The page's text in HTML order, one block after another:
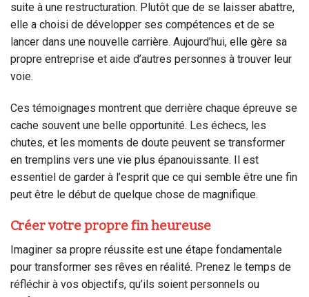
suite à une restructuration. Plutôt que de se laisser abattre,
elle a choisi de développer ses compétences et de se
lancer dans une nouvelle carrière. Aujourd’hui, elle gère sa
propre entreprise et aide d’autres personnes à trouver leur
voie.
Ces témoignages montrent que derrière chaque épreuve se
cache souvent une belle opportunité. Les échecs, les
chutes, et les moments de doute peuvent se transformer
en tremplins vers une vie plus épanouissante. Il est
essentiel de garder à l’esprit que ce qui semble être une fin
peut être le début de quelque chose de magnifique.
Créer votre propre fin heureuse
Imaginer sa propre réussite est une étape fondamentale
pour transformer ses rêves en réalité. Prenez le temps de
réfléchir à vos objectifs, qu’ils soient personnels ou